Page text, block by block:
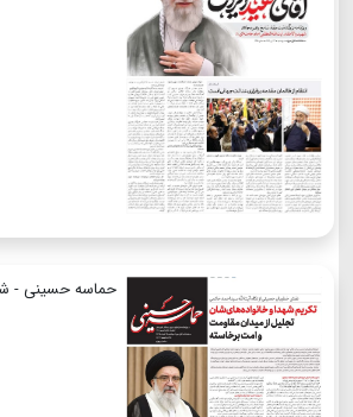
حماسه حسینی -